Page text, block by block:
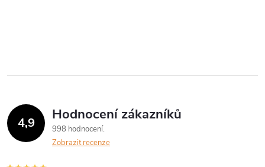
l
d
a
4,9 Hodnocení zákazníků
998 hodnocení
Zobrazit recenze